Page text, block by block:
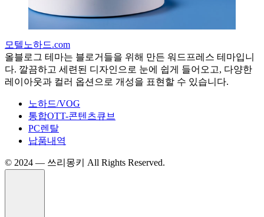
모텔노하드.com
올블로그 테마는 블로거들을 위해 만든 워드프레스 테마입니
다. 깔끔하고 세련된 디자인으로 눈에 쉽게 들어오고, 다양한
레이아웃과 컬러 옵션으로 개성을 표현할 수 있습니다.
노하드/VOG
통합OTT-콘텐츠큐브
PC렌탈
납품내역
©️ 2024 — 쓰리몽키 All Rights Reserved.